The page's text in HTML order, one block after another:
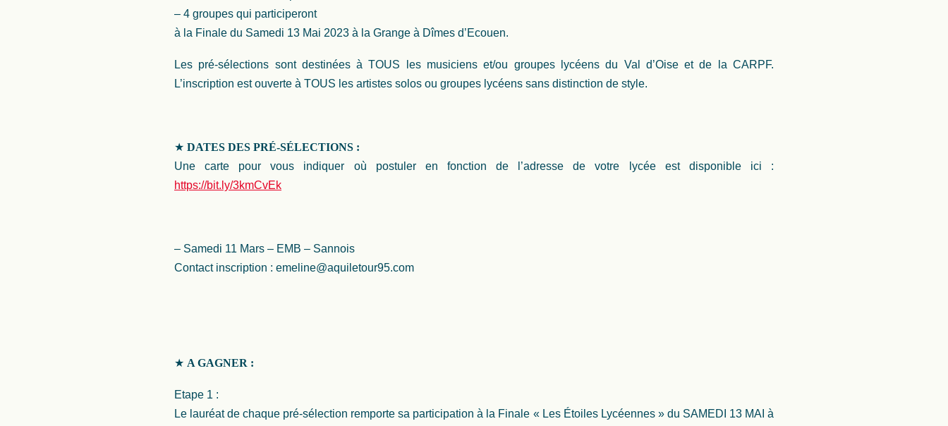
– 4 groupes qui participeront
à la Finale du Samedi 13 Mai 2023 à la Grange à Dîmes d’Ecouen.
Les pré-sélections sont destinées à TOUS les musiciens et/ou groupes lycéens du Val d’Oise et de la CARPF.
L’inscription est ouverte à TOUS les artistes solos ou groupes lycéens sans distinction de style.
★ DATES DES PRÉ-SÉLECTIONS :
Une carte pour vous indiquer où postuler en fonction de l’adresse de votre lycée est disponible ici :
https://bit.ly/3kmCvEk
– Samedi 11 Mars – EMB – Sannois
Contact inscription : emeline@aquiletour95.com
★ A GAGNER :
Etape 1 :
Le lauréat de chaque pré-sélection remporte sa participation à la Finale « Les Étoiles Lycéennes » du SAMEDI 13 MAI à